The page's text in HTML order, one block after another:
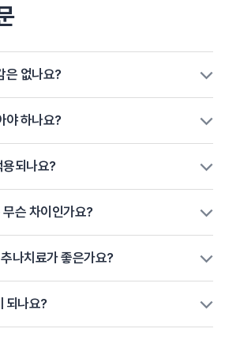
은 없나요?
야 하나요?
되나요?
슨 차이인가요?
나치료가 좋은가요?
되나요?